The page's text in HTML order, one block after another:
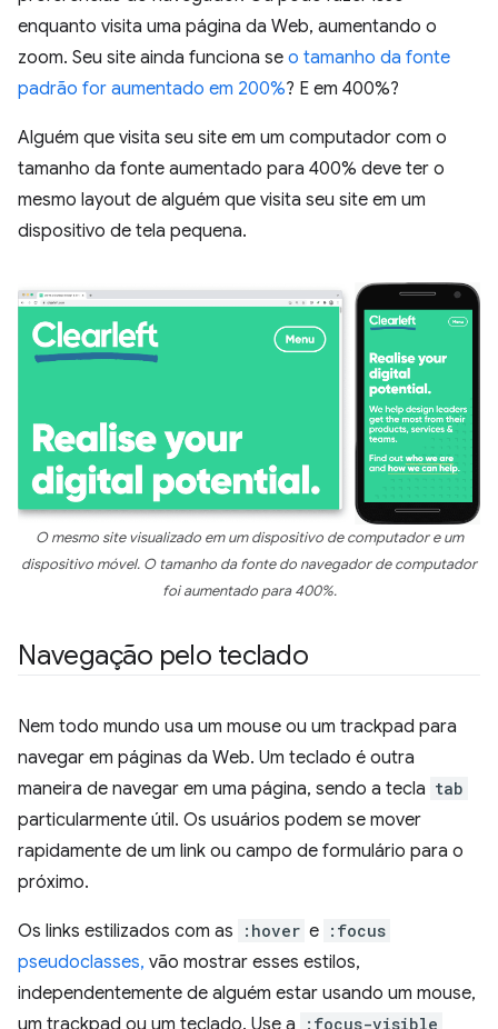
enquanto visita uma página da Web, aumentando o
zoom. Seu site ainda funciona se o tamanho da fonte
padrão for aumentado em 200%? E em 400%?
Alguém que visita seu site em um computador com o
tamanho da fonte aumentado para 400% deve ter o
mesmo layout de alguém que visita seu site em um
dispositivo de tela pequena.
O mesmo site visualizado em um dispositivo de computador e um
dispositivo móvel. O tamanho da fonte do navegador de computador
foi aumentado para 400%.
Navegação pelo teclado
Nem todo mundo usa um mouse ou um trackpad para
navegar em páginas da Web. Um teclado é outra
maneira de navegar em uma página, sendo a tecla tab
particularmente útil. Os usuários podem se mover
rapidamente de um link ou campo de formulário para o
próximo.
Os links estilizados com as :hover e :focus
pseudoclasses, vão mostrar esses estilos,
independentemente de alguém estar usando um mouse,
um trackpad ou um teclado. Use a
:focus-visible